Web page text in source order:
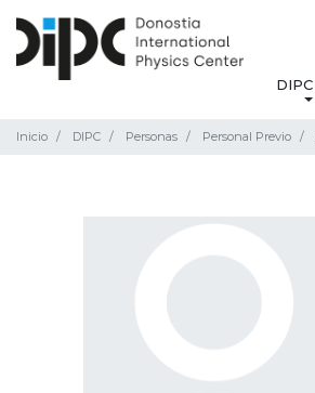
DIPC
Inicio DIPC Personas Personal Previo